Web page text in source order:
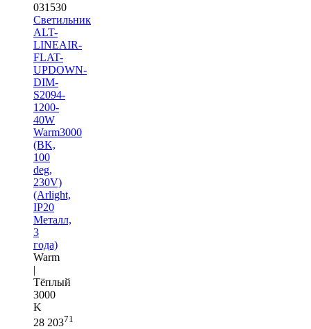
031530
Светильник
ALT-
LINEAIR-
FLAT-
UPDOWN-
DIM-
S2094-
1200-
40W
Warm3000
(BK,
100
deg,
230V)
(Arlight,
IP20
Металл,
3
года)
Warm
|
Тёплый
3000
K
28 20371